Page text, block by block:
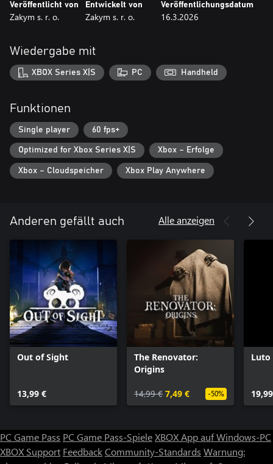
Veröffentlicht von
Zakym s. r. o.
Entwickelt von
Zakym s. r. o.
Veröffentlichungsdatum
16.3.2026
Wiedergabe mit
XBOX Series X|S PC Handheld
Funktionen
Single player 60 fps+
Optimized for Xbox Series X|S Xbox – Erfolge
Xbox – Cloudspeicher Xbox Play Anywhere
Anderen gefällt auch Alle anzeigen
Out of Sight
13,99 €
The Renovator:
Origins
14,99 € 7,49 € -50%
Luto
PC Game Pass PC Game Pass-SpieleXBOX App auf Windows-PC
XBOX Support FeedbackCommunity-Standards Warnung: